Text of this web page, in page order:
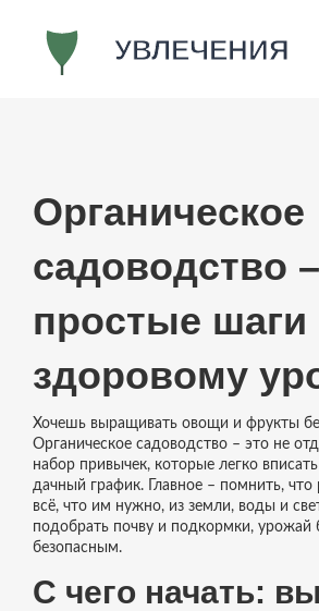
Органическое
садоводство –
простые шаги
здоровому
Хочешь выращивать овощи и фрукты
Органическое садоводство – это не
набор привычек, которые легко
дачный график. Главное – помнить, что
всё, что им нужно, из земли, воды и
подобрать почву и подкормки, урожай
безопасным.
С чего начать: